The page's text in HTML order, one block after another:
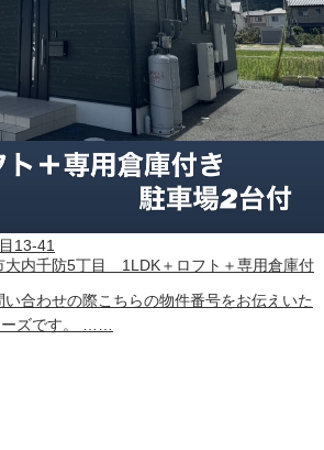
13-41
大内千防5丁目 1LDK＋ロフト＋専用倉庫付
合わせの際こちらの物件番号をお伝えいた
ズです。 ……